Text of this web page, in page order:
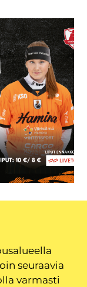
seuraavia
varmasti